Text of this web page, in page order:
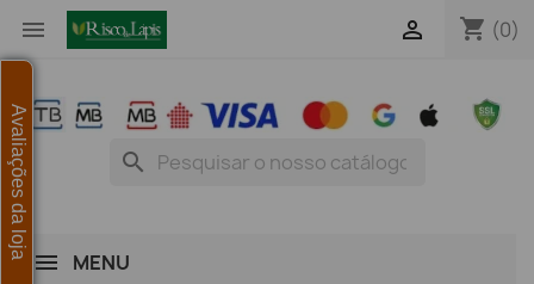
 shopping_cart (0)

search
MENU
Avaliações da loja